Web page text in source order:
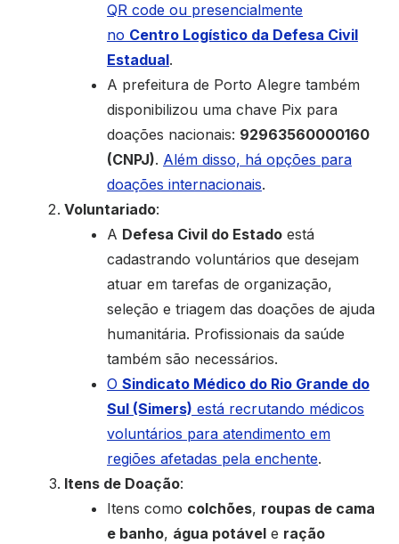
QR code ou presencialmente
no Centro Logístico da Defesa Civil
Estadual.
A prefeitura de Porto Alegre também
disponibilizou uma chave Pix para
doações nacionais: 92963560000160
(CNPJ). Além disso, há opções para
doações internacionais.
Voluntariado:
A Defesa Civil do Estado está
cadastrando voluntários que desejam
atuar em tarefas de organização,
seleção e triagem das doações de ajuda
humanitária. Profissionais da saúde
também são necessários.
O Sindicato Médico do Rio Grande do
Sul (Simers) está recrutando médicos
voluntários para atendimento em
regiões afetadas pela enchente.
Itens de Doação:
Itens como colchões, roupas de cama
e banho, água potável e ração